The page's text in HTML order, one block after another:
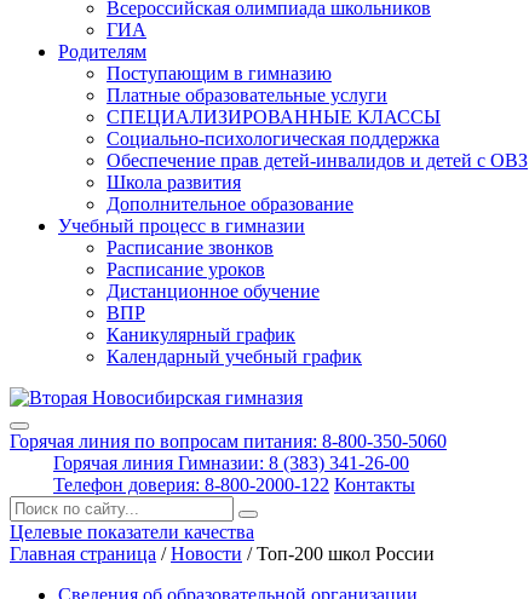
Всероссийская олимпиада школьников
ГИА
Родителям
Поступающим в гимназию
Платные образовательные услуги
СПЕЦИАЛИЗИРОВАННЫЕ КЛАССЫ
Социально-психологическая поддержка
Обеспечение прав детей-инвалидов и детей с ОВЗ
Школа развития
Дополнительное образование
Учебный процесс в гимназии
Расписание звонков
Расписание уроков
Дистанционное обучение
ВПР
Каникулярный график
Календарный учебный график
Горячая линия по вопросам питания: 8-800-350-5060
Горячая линия Гимназии: 8 (383) 341-26-00
Телефон доверия: 8-800-2000-122 Контакты
Поиск:
Целевые показатели качества
Главная страница /Новости /Топ-200 школ России
Сведения об образовательной организации